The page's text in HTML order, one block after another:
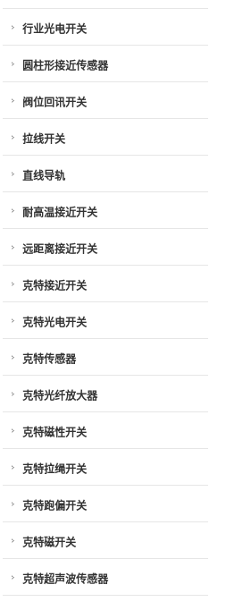
行业光电开关
圆柱形接近传感器
阀位回讯开关
拉线开关
直线导轨
耐高温接近开关
远距离接近开关
克特接近开关
克特光电开关
克特传感器
克特光纤放大器
克特磁性开关
克特拉绳开关
克特跑偏开关
克特磁开关
克特超声波传感器